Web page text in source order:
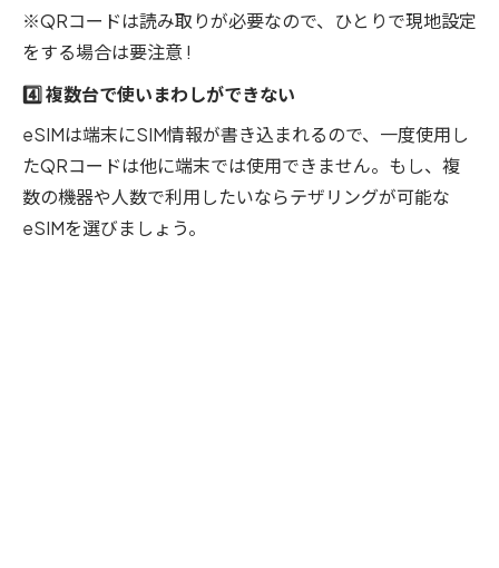
※QRコードは読み取りが必要なので、ひとりで現地設定
をする場合は要注意 !
4️⃣ 複数台で使いまわしができない
eSIMは端末にSIM情報が書き込まれるので、一度使用し
たQRコードは他に端末では使用できません。もし、複
数の機器や人数で利用したいならテザリングが可能な
eSIMを選びましょう。